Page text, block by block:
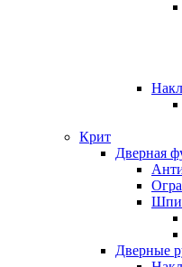
Крит
Дверная
Дверные